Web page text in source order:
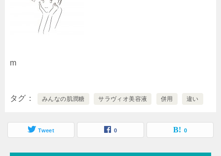
m
タグ みんなの肌潤糖 サラヴィオ美容液 併用 違い
Tweet 0 0